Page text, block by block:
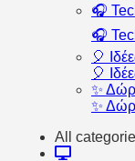
🎧
🎧
🎈
🎈
✨
✨
All